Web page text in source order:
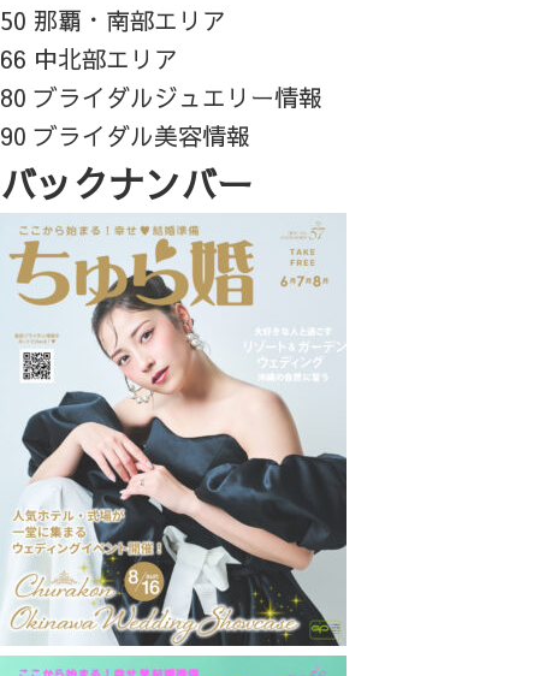
50 那覇・南部エリア
66 中北部エリア
80 ブライダルジュエリー情報
90 ブライダル美容情報
バックナンバー